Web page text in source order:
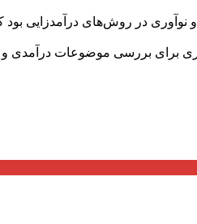
نوآوری در روش‌های درآمدزایی
موضوعات درآمدی و تنظیم بودجه